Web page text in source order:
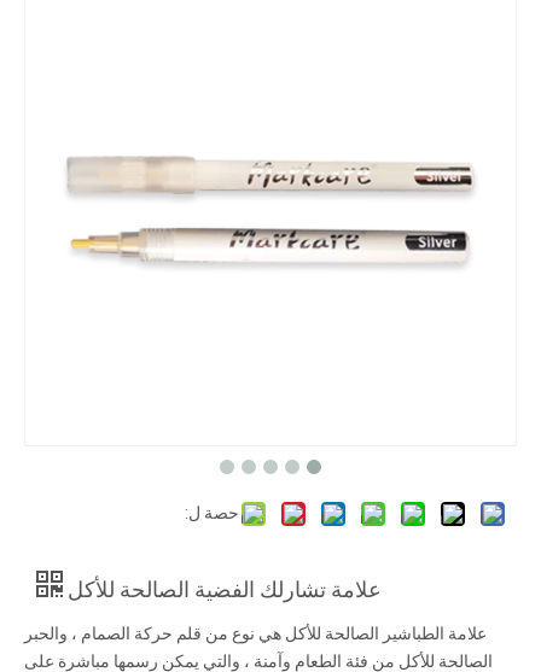
حصة ل:
علامة تشارلك الفضية الصالحة للأكل
علامة الطباشير الصالحة للأكل هي نوع من قلم حركة الصمام ، والحبر
الصالحة للأكل من فئة الطعام وآمنة ، والتي يمكن رسمها مباشرة على